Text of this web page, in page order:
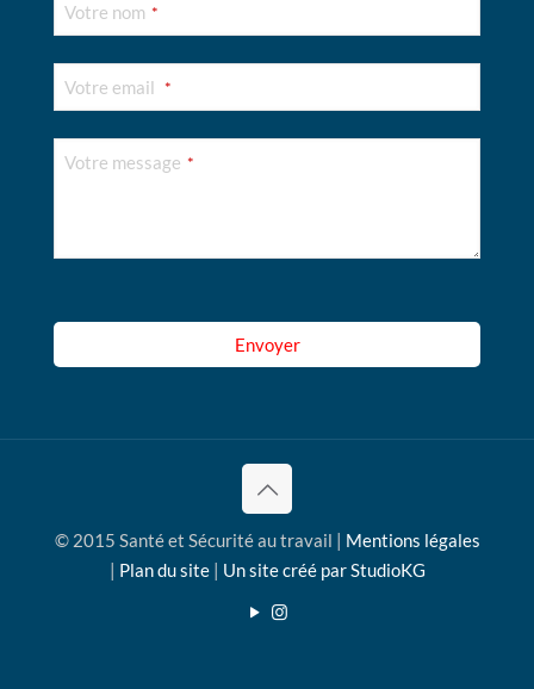
Votre nom *
Votre email *
Votre message *
Address
Envoyer
© 2015 Santé et Sécurité au travail | Mentions légales
| Plan du site| Un site créé par StudioKG